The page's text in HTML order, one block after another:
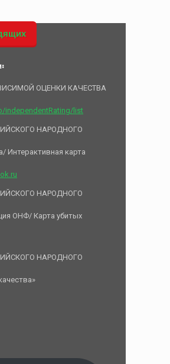
ОЦЕНКИ КАЧЕСТВА
independentRating/list
НАРОДНОГО
Интерактивная карта
НАРОДНОГО
ОНФ/ Карта убитых
НАРОДНОГО